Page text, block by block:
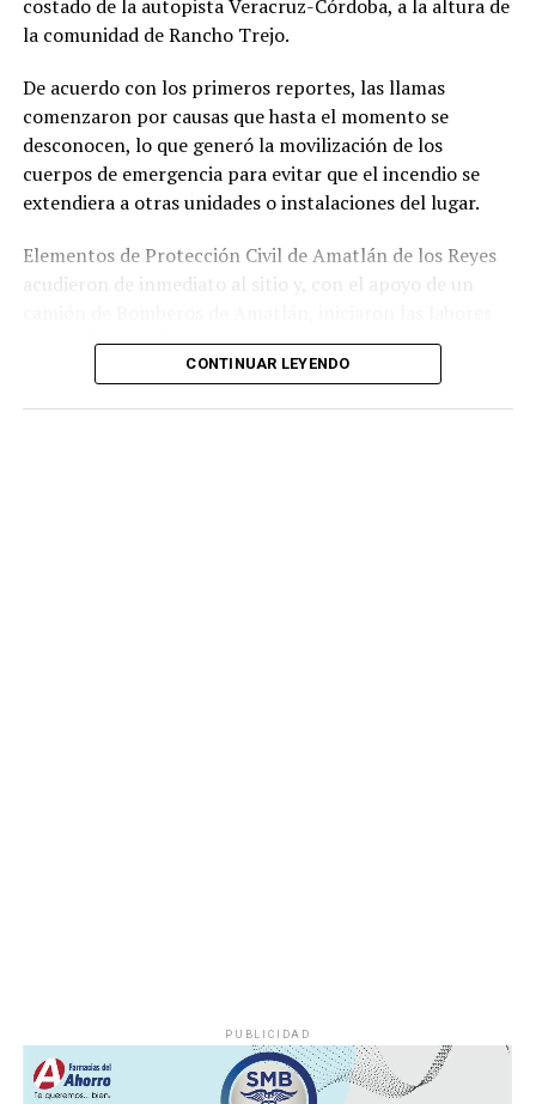
responsabilidad penal de los exuniformados por delitos
relacionados con la posesión de droga y el
públicos.
costado de la autopista Veracruz-Córdoba, a la altura de
la comunidad de Rancho Trejo.
De acuerdo con los primeros reportes, las llamas
comenzaron por causas que hasta el momento se
desconocen, lo que generó la movilización de los
cuerpos de emergencia para evitar que el incendio se
extendiera a otras unidades o instalaciones del lugar.
Elementos de Protección Civil de Amatlán de los Reyes
acudieron de inmediato al sitio y, con el apoyo de un
para sofocar el fuego, logrando controlar la emergencia
tras varios minutos de trabajo.
CONTINUAR LEYENDO
PUBLICIDAD